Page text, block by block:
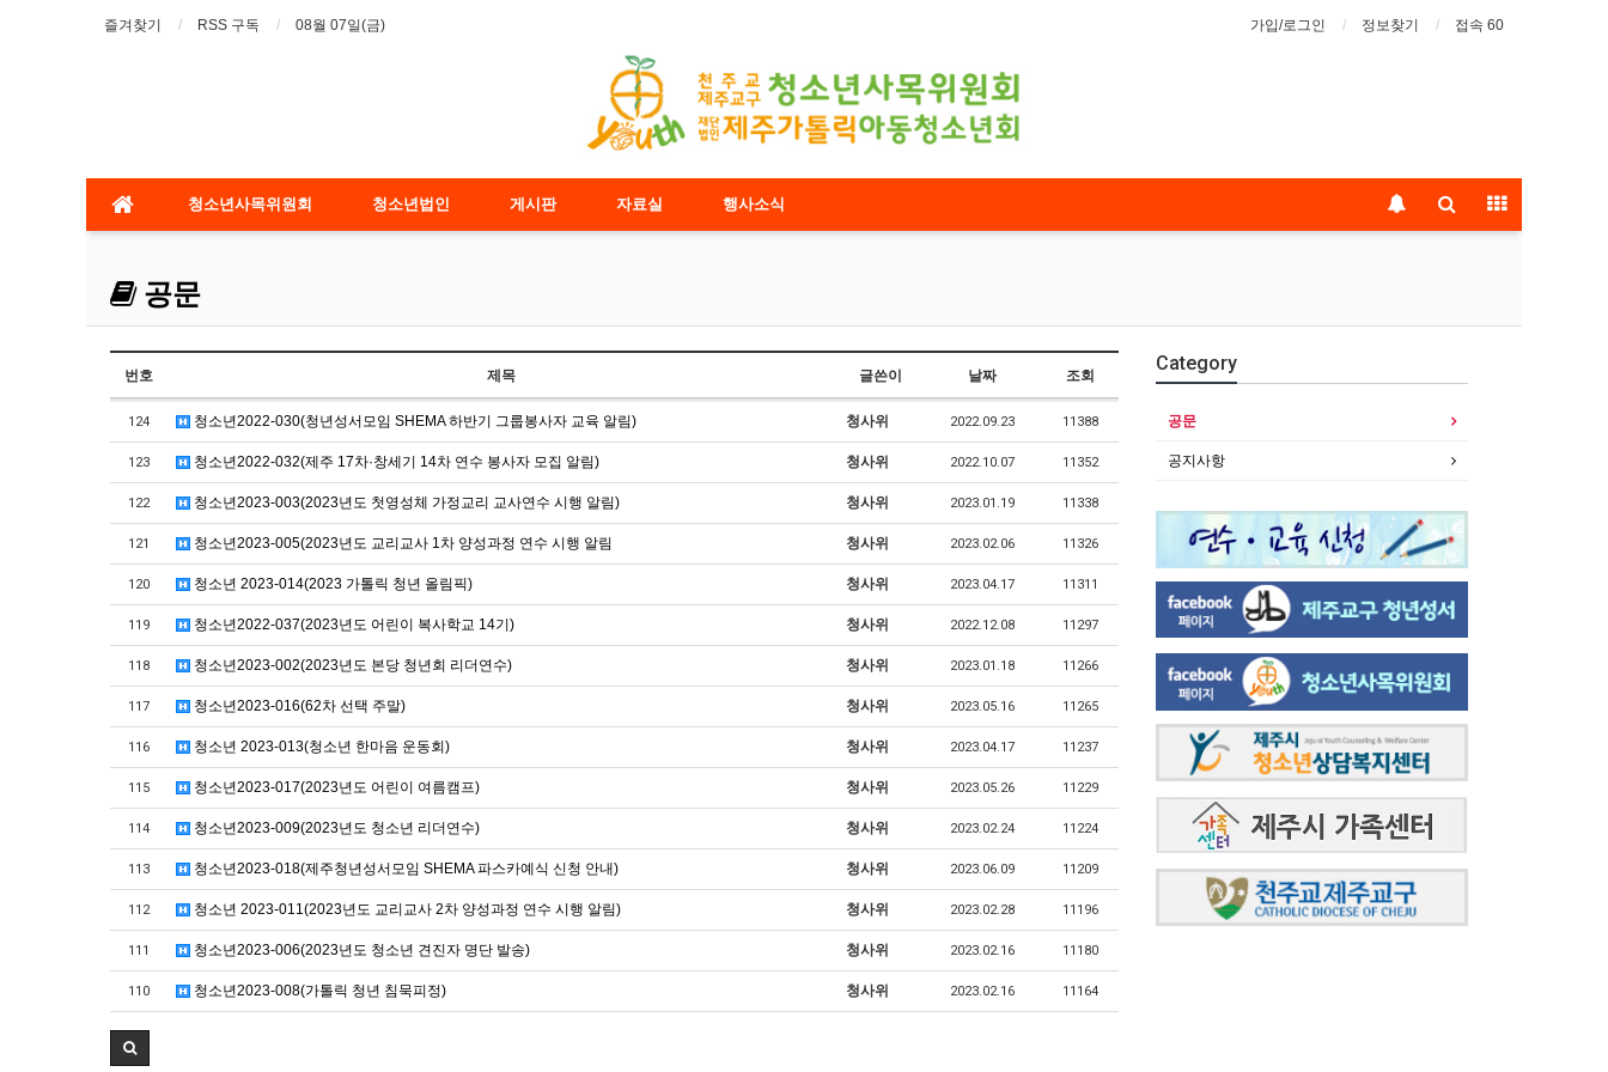
즐겨찾기 RSS 구독 08월 07일(금) 가입/로그인 정보찾기 접속 60
청소년사목위원회 청소년법인 게시판 자료실 행사소식
공문
번호 제목 글쓴이 날짜 조회
124 청소년2022-030(청년성서모임 SHEMA 하반기 그룹봉사자 교육 알림) 청사위 2022.09.23 11388
123 청소년2022-032(제주 17차·창세기 14차 연수 봉사자 모집 알림) 청사위 2022.10.07 11352
122 청소년2023-003(2023년도 첫영성체 가정교리 교사연수 시행 알림) 청사위 2023.01.19 11338
121 청소년2023-005(2023년도 교리교사 1차 양성과정 연수 시행 알림 청사위 2023.02.06 11326
120 청소년 2023-014(2023 가톨릭 청년 올림픽) 청사위 2023.04.17 11311
119 청소년2022-037(2023년도 어린이 복사학교 14기) 청사위 2022.12.08 11297
118 청소년2023-002(2023년도 본당 청년회 리더연수) 청사위 2023.01.18 11266
117 청소년2023-016(62차 선택 주말) 청사위 2023.05.16 11265
116 청소년 2023-013(청소년 한마음 운동회) 청사위 2023.04.17 11237
115 청소년2023-017(2023년도 어린이 여름캠프) 청사위 2023.05.26 11229
114 청소년2023-009(2023년도 청소년 리더연수) 청사위 2023.02.24 11224
113 청소년2023-018(제주청년성서모임 SHEMA 파스카예식 신청 안내) 청사위 2023.06.09 11209
112 청소년 2023-011(2023년도 교리교사 2차 양성과정 연수 시행 알림) 청사위 2023.02.28 11196
111 청소년2023-006(2023년도 청소년 견진자 명단 발송) 청사위 2023.02.16 11180
110 청소년2023-008(가톨릭 청년 침묵피정) 청사위 2023.02.16 11164
Category
공문
공지사항